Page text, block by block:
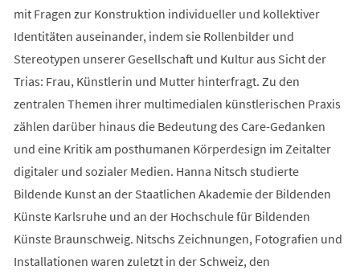
mit Fragen zur Konstruktion individueller und kollektiver
Identitäten auseinander, indem sie Rollenbilder und
Stereotypen unserer Gesellschaft und Kultur aus Sicht der
Trias: Frau, Künstlerin und Mutter hinterfragt. Zu den
zentralen Themen ihrer multimedialen künstlerischen Praxis
zählen darüber hinaus die Bedeutung des Care-Gedanken
und eine Kritik am posthumanen Körperdesign im Zeitalter
digitaler und sozialer Medien. Hanna Nitsch studierte
Bildende Kunst an der Staatlichen Akademie der Bildenden
Künste Karlsruhe und an der Hochschule für Bildenden
Künste Braunschweig. Nitschs Zeichnungen, Fotografien und
Installationen waren zuletzt in der Schweiz, den